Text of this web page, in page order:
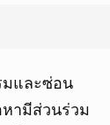
มและซ่อน
ามีส่วนร่วม